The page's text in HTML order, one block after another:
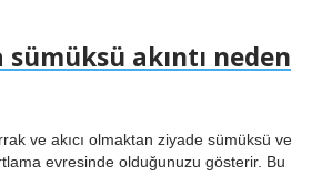
sümüksü akıntı neden
ve akıcı olmaktan ziyade sümüksü ve
evresinde olduğunuzu gösterir. Bu